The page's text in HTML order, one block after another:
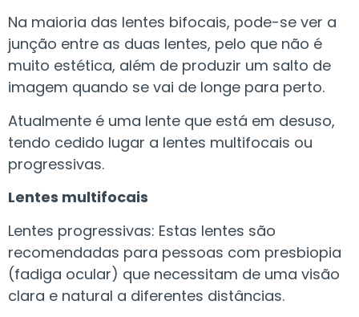
Na maioria das lentes bifocais, pode-se ver a
junção entre as duas lentes, pelo que não é
muito estética, além de produzir um salto de
imagem quando se vai de longe para perto.
Atualmente é uma lente que está em desuso,
tendo cedido lugar a lentes multifocais ou
progressivas.
Lentes multifocais
Lentes progressivas: Estas lentes são
recomendadas para pessoas com presbiopia
(fadiga ocular) que necessitam de uma visão
clara e natural a diferentes distâncias.